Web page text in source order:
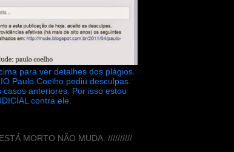
para ver detalhes dos plágios.
Paulo Coelho pediu desculpas.
casos anteriores. Por isso estou
contra ele.
MORTO NÃO MUDA. //////////